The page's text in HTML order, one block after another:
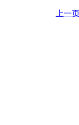
上一